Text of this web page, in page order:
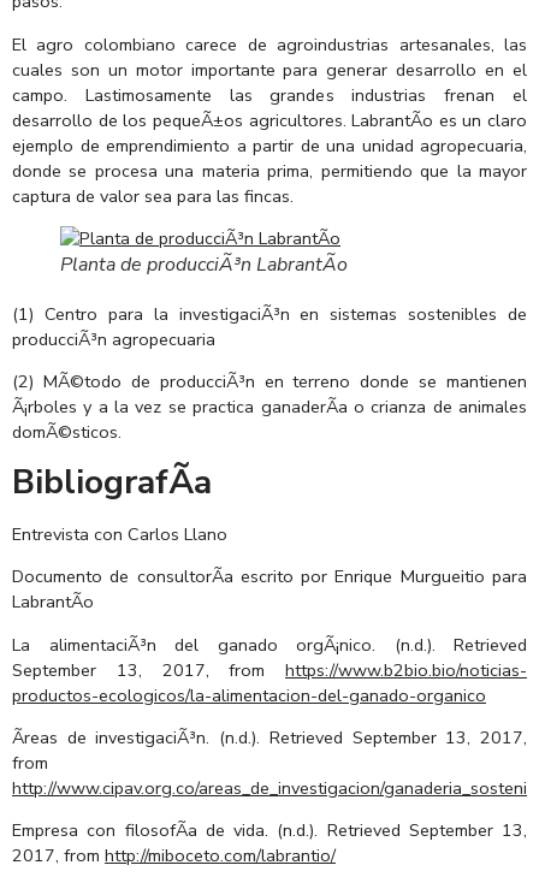
El agro colombiano carece de agroindustrias artesanales, las
cuales son un motor importante para generar desarrollo en el
campo. Lastimosamente las grandes industrias frenan el
desarrollo de los pequeÃ±os agricultores. LabrantÃ­o es un claro
ejemplo de emprendimiento a partir de una unidad agropecuaria,
donde se procesa una materia prima, permitiendo que la mayor
captura de valor sea para las fincas.
Planta de producciÃ³n LabrantÃ­o
(1) Centro para la investigaciÃ³n en sistemas sostenibles de
producciÃ³n agropecuaria
(2) MÃ©todo de producciÃ³n en terreno donde se mantienen
Ã¡rboles y a la vez se practica ganaderÃ­a o crianza de animales
domÃ©sticos.
BibliografÃ­a
Entrevista con Carlos Llano
Documento de consultorÃ­a escrito por Enrique Murgueitio para
LabrantÃ­o
La alimentaciÃ³n del ganado orgÃ¡nico. (n.d.). Retrieved
September 13, 2017, from https://www.b2bio.bio/noticias-
productos-ecologicos/la-alimentacion-del-ganado-organico
Ãreas de investigaciÃ³n. (n.d.). Retrieved September 13, 2017,
from
http://www.cipav.org.co/areas_de_investigacion/
Empresa con filosofÃ­a de vida. (n.d.). Retrieved September 13,
2017, from http://miboceto.com/labrantio/